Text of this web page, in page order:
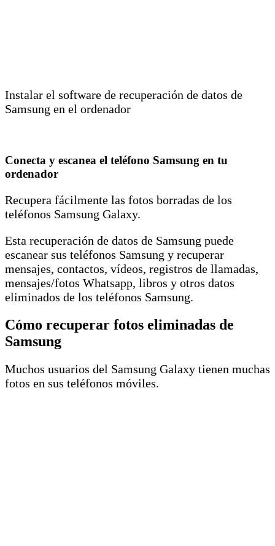
Instalar el software de recuperación de datos de
Samsung en el ordenador
Conecta y escanea el teléfono Samsung en tu
ordenador
Recupera fácilmente las fotos borradas de los
teléfonos Samsung Galaxy.
Esta recuperación de datos de Samsung puede
escanear sus teléfonos Samsung y recuperar
mensajes, contactos, vídeos, registros de llamadas,
mensajes/fotos Whatsapp, libros y otros datos
eliminados de los teléfonos Samsung.
Cómo recuperar fotos eliminadas de
Samsung
Muchos usuarios del Samsung Galaxy tienen muchas
fotos en sus teléfonos móviles.